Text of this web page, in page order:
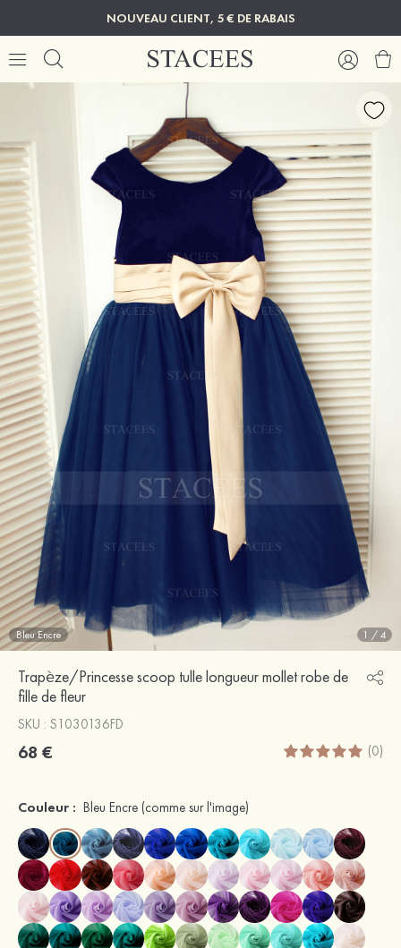
NOUVEAU CLIENT, 5 € DE RABAIS
Bleu Encre 1 /4
Trapèze/Princesse scoop tulle longueur mollet robe de
fille de fleur
SKU : S1030136FD
68 € (0)
Couleur : Bleu Encre (comme sur l'image)